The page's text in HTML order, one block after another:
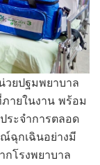
วยปฐมพยาบาล
ายในงาน พร้อม
ระจำการตลอด
ณ์ฉุกเฉินอย่างมี
โรงพยาบาล